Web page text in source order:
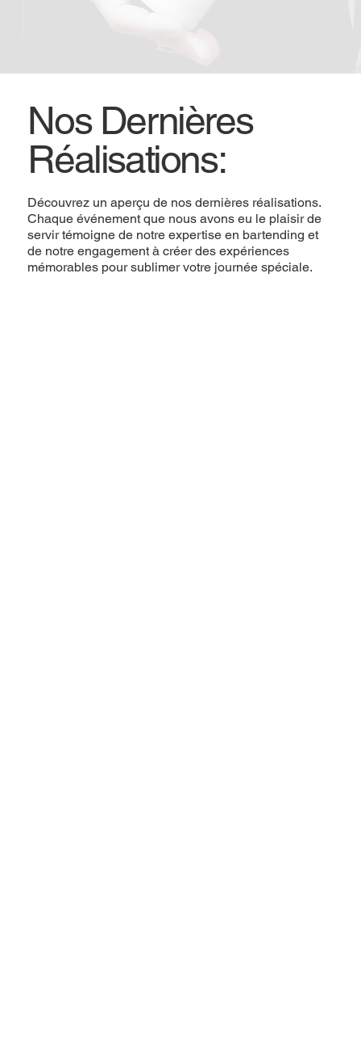
Nos Dernières
Réalisations:
Découvrez un aperçu de nos dernières réalisations.
Chaque événement que nous avons eu le plaisir de
servir témoigne de notre expertise en bartending et
de notre engagement à créer des expériences
mémorables pour sublimer votre journée spéciale.